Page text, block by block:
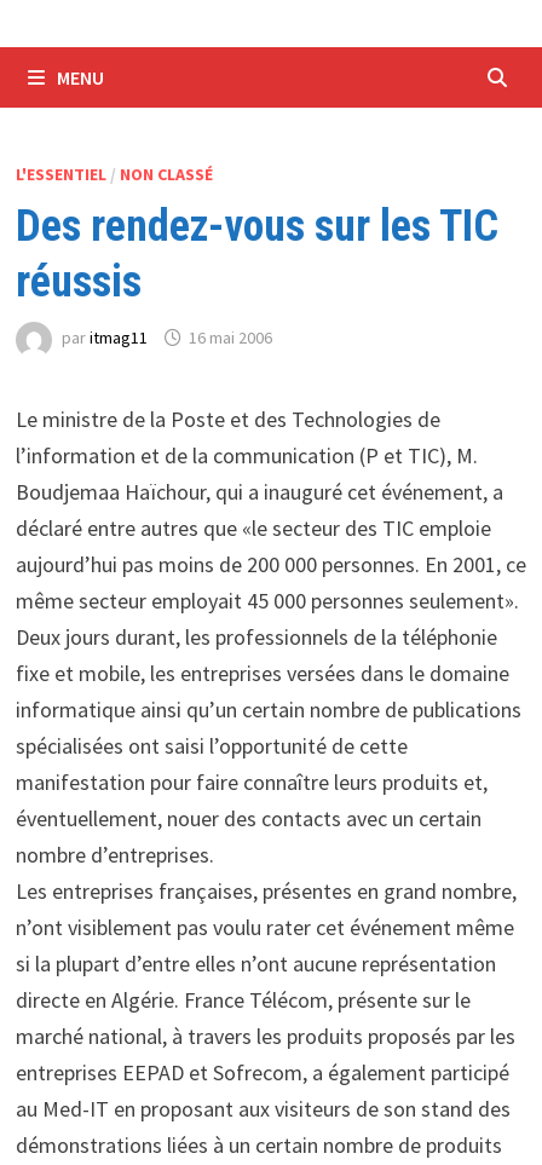
MENU
L'ESSENTIEL/ NON CLASSÉ
Des rendez-vous sur les TIC
réussis
paritmag11 16 mai 2006
Le ministre de la Poste et des Technologies de
l’information et de la communication (P et TIC), M.
Boudjemaa Haïchour, qui a inauguré cet événement, a
déclaré entre autres que «le secteur des TIC emploie
aujourd’hui pas moins de 200 000 personnes. En 2001, ce
même secteur employait 45 000 personnes seulement».
Deux jours durant, les professionnels de la téléphonie
fixe et mobile, les entreprises versées dans le domaine
informatique ainsi qu’un certain nombre de publications
spécialisées ont saisi l’opportunité de cette
manifestation pour faire connaître leurs produits et,
éventuellement, nouer des contacts avec un certain
nombre d’entreprises.
Les entreprises françaises, présentes en grand nombre,
n’ont visiblement pas voulu rater cet événement même
si la plupart d’entre elles n’ont aucune représentation
directe en Algérie. France Télécom, présente sur le
marché national, à travers les produits proposés par les
entreprises EEPAD et Sofrecom, a également participé
au Med-IT en proposant aux visiteurs de son stand des
démonstrations liées à un certain nombre de produits